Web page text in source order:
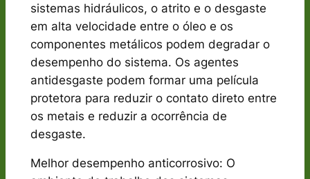
sistemas hidráulicos, o atrito e o desgaste
em alta velocidade entre o óleo e os
componentes metálicos podem degradar o
desempenho do sistema. Os agentes
antidesgaste podem formar uma película
protetora para reduzir o contato direto entre
os metais e reduzir a ocorrência de
desgaste.
Melhor desempenho anticorrosivo: O